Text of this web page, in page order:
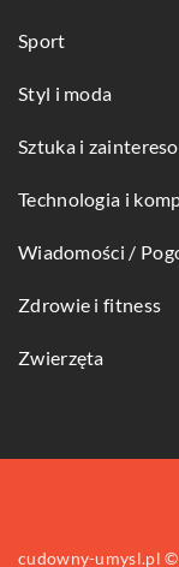
Sport
Styl i moda
Sztuka i
Technologia i
Wiadomości /
Zdrowie i fitness
Zwierzęta
cudowny-umysl.pl ©